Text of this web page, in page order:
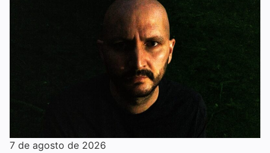
7 de agosto de 2026